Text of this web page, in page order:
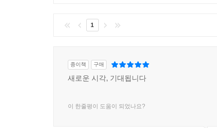
1
종이책 구매
새로운 시각, 기대됩니다
이 한줄평이 도움이 되었나요?